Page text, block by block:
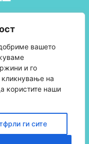
вашето
и го
кликнување на
користите наши
ги сите
за
поени